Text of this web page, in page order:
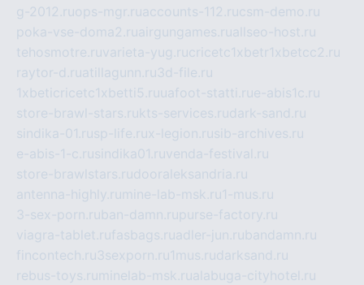
g-2012.ruops-mgr.ruaccounts-112.rucsm-demo.ru
poka-vse-doma2.ruairgungames.ruallseo-host.ru
tehosmotre.ruvarieta-yug.rucricetc1xbetr1xbetcc2.ru
raytor-d.ruatillagunn.ru3d-file.ru
1xbeticricetc1xbetti5.ruuafoot-statti.rue-abis1c.ru
store-brawl-stars.rukts-services.rudark-sand.ru
sindika-01.rusp-life.rux-legion.rusib-archives.ru
e-abis-1-c.rusindika01.ruvenda-festival.ru
store-brawlstars.rudooraleksandria.ru
antenna-highly.ru mine-lab-msk.ru1-mus.ru
3-sex-porn.ruban-damn.rupurse-factory.ru
viagra-tablet.rufasbags.ruadler-jun.rubandamn.ru
fincontech.ru3sexporn.ru1mus.rudarksand.ru
rebus-toys.ru minelab-msk.rualabuga-cityhotel.ru